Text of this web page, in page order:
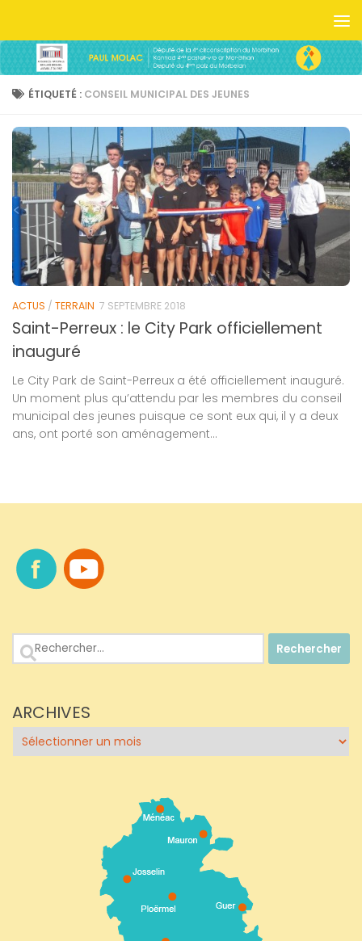
ÉTIQUETÉ : CONSEIL MUNICIPAL DES JEUNES
ACTUS / TERRAIN 7 SEPTEMBRE 2018
Saint-Perreux : le City Park officiellement
inauguré
Le City Park de Saint-Perreux a été officiellement inauguré.
Un moment plus qu’attendu par les membres du conseil
municipal des jeunes puisque ce sont eux qui, il y a deux
ans, ont porté son aménagement...
Rechercher :
ARCHIVES
Archives